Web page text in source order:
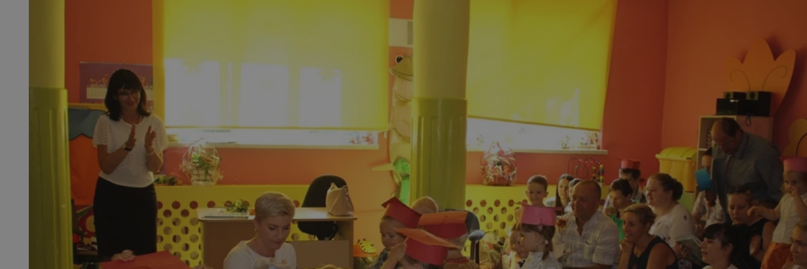
1 rok
msToken
1 tydzień 3 dni
zabezpieczone, jak poruszać się przez witrynę
Ten plik cookie służy do rozróżniania ludzi i botów.
Jest to korzystne dla strony internetowej, ponieważ
umożliwia tworzenie ważnych raportów na temat
korzystania z jej witryny internetowej.
__cf_bm
29 minut 59
sekund
Ten plik cookie służy do rozróżniania ludzi i botów.
Jest to korzystne dla strony internetowej, ponieważ
umożliwia tworzenie ważnych raportów na temat
korzystania z jej witryny internetowej.
VISITOR_PRIVACY_METADATA
YouTube
.youtube.com
5 miesięcy 4
tygodnie
Ten plik cookie jest używany do przechowywania
zgody użytkownika i wyboru prywatności dla ich
interakcji z witryną. Rejestruje dane dotyczące
zgody odwiedzającego na różne polityki i
ustawienia prywatności, zapewniając, że ich
preferencje zostaną uhonorowane w przyszłych
sesjach.
CookieScriptConsent
CookieScript
4 tygodnie 2 dni
Ten plik cookie jest używany przez usługę Cookie-
Polityce prywatności Google